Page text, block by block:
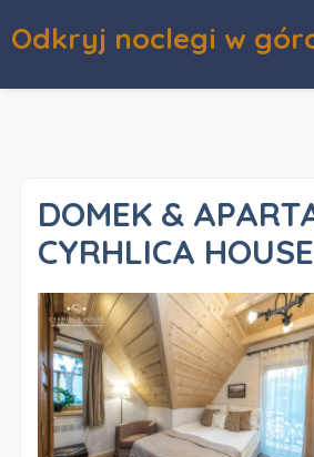
Odkryj noclegi w
DOMEK &
CYRHLICA HOUSE